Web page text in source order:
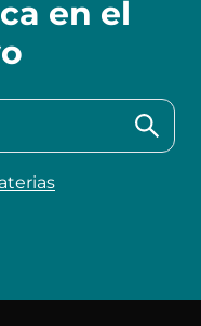
en el